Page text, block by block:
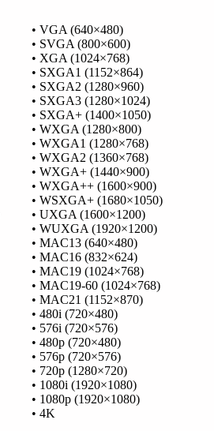
• VGA (640×480)
• SVGA (800×600)
• XGA (1024×768)
• SXGA1 (1152×864)
• SXGA2 (1280×960)
• SXGA3 (1280×1024)
• SXGA+ (1400×1050)
• WXGA (1280×800)
• WXGA1 (1280×768)
• WXGA2 (1360×768)
• WXGA+ (1440×900)
• WXGA++ (1600×900)
• WSXGA+ (1680×1050)
• UXGA (1600×1200)
• WUXGA (1920×1200)
• MAC13 (640×480)
• MAC16 (832×624)
• MAC19 (1024×768)
• MAC19-60 (1024×768)
• MAC21 (1152×870)
• 480i (720×480)
• 576i (720×576)
• 480p (720×480)
• 576p (720×576)
• 720p (1280×720)
• 1080i (1920×1080)
• 1080p (1920×1080)
• 4K